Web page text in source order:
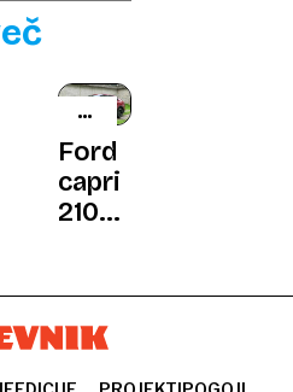
KRATKI
TEST
Ford
capri
210
premium:
Z